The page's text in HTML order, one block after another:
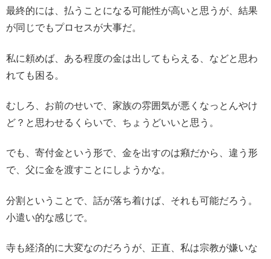
最終的には、払うことになる可能性が高いと思うが、結果
が同じでもプロセスが大事だ。
私に頼めば、ある程度の金は出してもらえる、などと思わ
れても困る。
むしろ、お前のせいで、家族の雰囲気が悪くなっとんやけ
ど？と思わせるくらいで、ちょうどいいと思う。
でも、寄付金という形で、金を出すのは癪だから、違う形
で、父に金を渡すことにしようかな。
分割ということで、話が落ち着けば、それも可能だろう。
小遣い的な感じで。
寺も経済的に大変なのだろうが、正直、私は宗教が嫌いな